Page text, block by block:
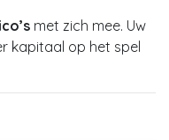
met zich mee. Uw
kapitaal op het spel